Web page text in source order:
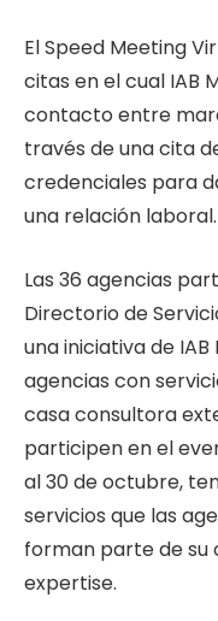
El Speed Meeting
citas en el cual IAB
contacto entre
través de una cita
credenciales para
una relación laboral.
Las 36 agencias
Directorio de
una iniciativa de
agencias con
casa consultora
participen en el
al 30 de octubre,
servicios que las
forman parte de su
expertise.